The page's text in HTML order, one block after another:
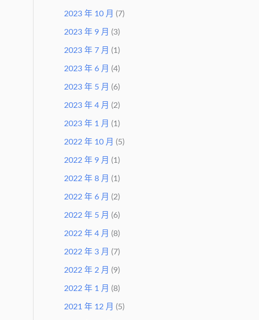
2023 年 10 月 (7)
2023 年 9 月 (3)
2023 年 7 月 (1)
2023 年 6 月 (4)
2023 年 5 月 (6)
2023 年 4 月 (2)
2023 年 1 月 (1)
2022 年 10 月 (5)
2022 年 9 月 (1)
2022 年 8 月 (1)
2022 年 6 月 (2)
2022 年 5 月 (6)
2022 年 4 月 (8)
2022 年 3 月 (7)
2022 年 2 月 (9)
2022 年 1 月 (8)
2021 年 12 月 (5)